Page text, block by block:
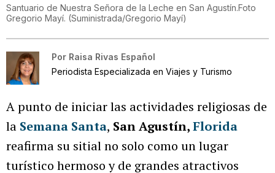
Santuario de Nuestra Señora de la Leche en San Agustín.Foto
Gregorio Mayí. (Suministrada/Gregorio Mayí)
Por Raisa Rivas Español
Periodista Especializada en Viajes y Turismo
A punto de iniciar las actividades religiosas de
la Semana Santa, San Agustín,Florida
reafirma su sitial no solo como un lugar
turístico hermoso y de grandes atractivos